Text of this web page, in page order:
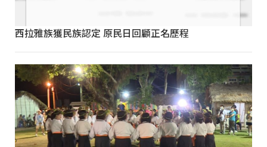
西拉雅族獲民族認定 原民日回顧正名歷程